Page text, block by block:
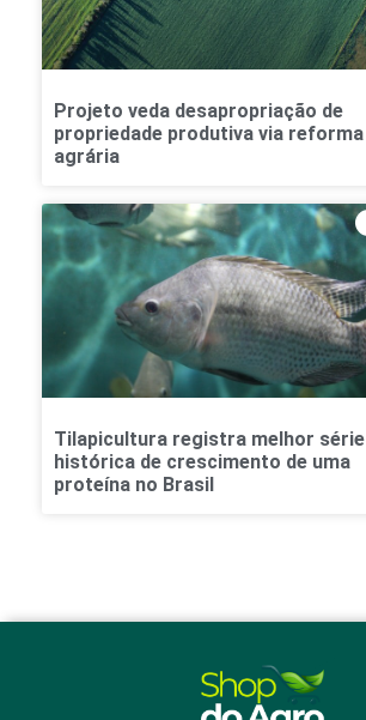
Projeto veda desapropriação de
propriedade produtiva via reforma
agrária
Tilapicultura registra melhor série
histórica de crescimento de uma
proteína no Brasil